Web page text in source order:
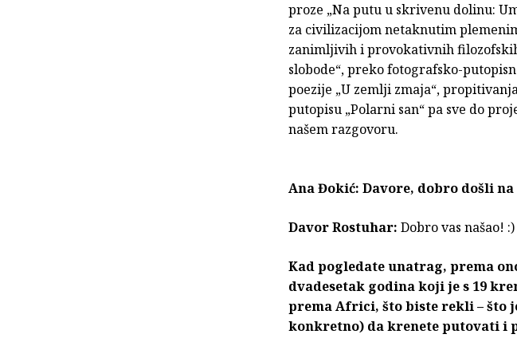
proze „Na putu u skrivenu dolinu:
za civilizacijom netaknutim
zanimljivih i provokativnih
slobode“, preko fotografsko-
poezije „U zemlji zmaja“,
putopisu „Polarni san“ pa sve do
našem razgovoru.
Ana Đokić: Davore, dobro došli
Davor Rostuhar: Dobro vas našao! :)
Kad pogledate unatrag, prema
dvadesetak godina koji je s 19
prema Africi, što biste rekli – što
konkretno) da krenete putovati i